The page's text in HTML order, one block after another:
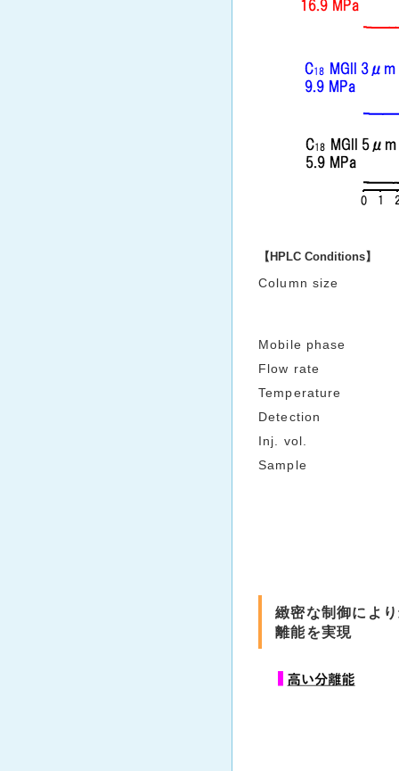
【HPLC Conditions】
Column size
Mobile phase
Flow rate
Temperature
Detection
Inj. vol.
Sample
緻密な制御によ
離能を実現